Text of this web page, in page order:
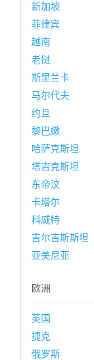
新加坡
菲律宾
越南
老挝
斯里兰卡
马尔代夫
约旦
黎巴嫩
哈萨克斯坦
塔吉克斯坦
东帝汶
卡塔尔
科威特
吉尔吉斯斯坦
亚美尼亚
欧洲
英国
捷克
俄罗斯